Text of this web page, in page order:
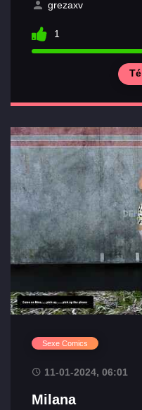
grezaxv
1
Sexe Comics
11-01-2024, 06:01
Milana